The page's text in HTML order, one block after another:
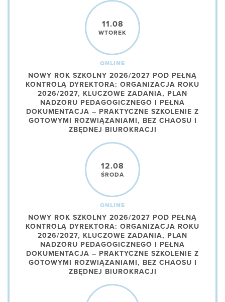
11.08
WTOREK
ONLINE
NOWY ROK SZKOLNY 2026/2027 POD PEŁNĄ
KONTROLĄ DYREKTORA: ORGANIZACJA ROKU
2026/2027, KLUCZOWE ZADANIA, PLAN
NADZORU PEDAGOGICZNEGO I PEŁNA
DOKUMENTACJA – PRAKTYCZNE SZKOLENIE Z
GOTOWYMI ROZWIĄZANIAMI, BEZ CHAOSU I
ZBĘDNEJ BIUROKRACJI
12.08
ŚRODA
ONLINE
NOWY ROK SZKOLNY 2026/2027 POD PEŁNĄ
KONTROLĄ DYREKTORA: ORGANIZACJA ROKU
2026/2027, KLUCZOWE ZADANIA, PLAN
NADZORU PEDAGOGICZNEGO I PEŁNA
DOKUMENTACJA – PRAKTYCZNE SZKOLENIE Z
GOTOWYMI ROZWIĄZANIAMI, BEZ CHAOSU I
ZBĘDNEJ BIUROKRACJI